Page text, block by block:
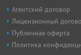
Агентский договор
Лицензионный
Публичная оферта
Политика